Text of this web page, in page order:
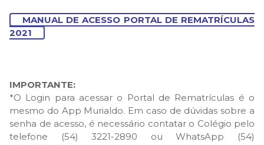
MANUAL DE ACESSO PORTAL DE REMATRÍCULAS
2021
IMPORTANTE:
*O Login para acessar o Portal de Rematrículas é o
mesmo do App Murialdo. Em caso de dúvidas sobre a
senha de acesso, é necessário contatar o Colégio pelo
telefone (54) 3221-2890 ou WhatsApp
(54)